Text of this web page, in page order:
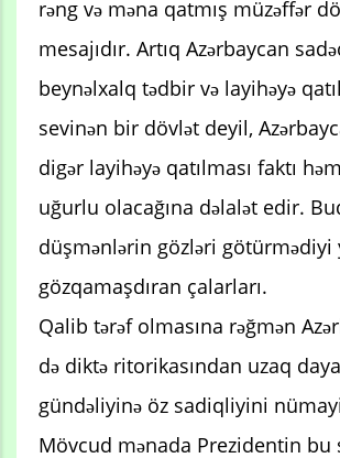
rəng və məna qatmış müzəffər
mesajıdır. Artıq Azərbaycan
beynəlxalq tədbir və layihəyə
sevinən bir dövlət deyil,
digər layihəyə qatılması faktı
uğurlu olacağına dəlalət edir.
düşmənlərin gözləri götürmədiyi
gözqamaşdıran çalarları.
Qalib tərəf olmasına rəğmən
də diktə ritorikasından uzaq
gündəliyinə öz sadiqliyini
Mövcud mənada Prezidentin bu